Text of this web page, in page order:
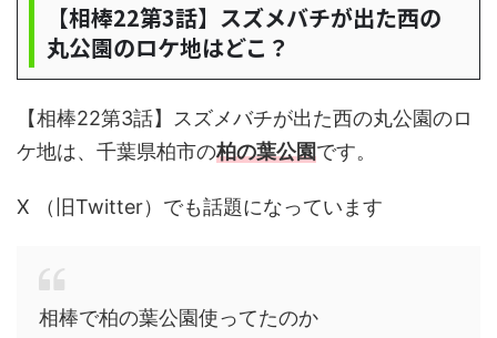
【相棒22第3話】スズメバチが出た西の
丸公園のロケ地はどこ？
【相棒22第3話】スズメバチが出た西の丸公園のロ
ケ地は、千葉県柏市の柏の葉公園です。
X （旧Twitter）でも話題になっています
相棒で柏の葉公園使ってたのか